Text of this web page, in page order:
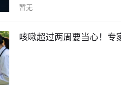
暂无
咳嗽超过两周要当心！专